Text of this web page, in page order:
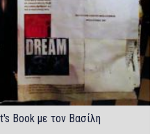
Book με τον Βασίλη